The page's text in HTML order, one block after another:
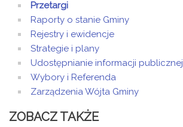
Przetargi
Raporty o stanie Gminy
Rejestry i ewidencje
Strategie i plany
Udostępnianie informacji publicznej
Wybory i Referenda
Zarządzenia Wójta Gminy
ZOBACZ TAKŻE